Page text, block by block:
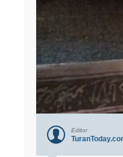
Editor